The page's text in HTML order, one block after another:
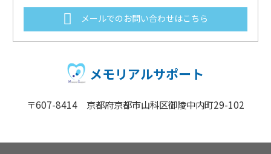
メールでのお問い合わせはこちら
メモリアルサポート
〒607-8414 京都府京都市山科区御陵中内町29-102